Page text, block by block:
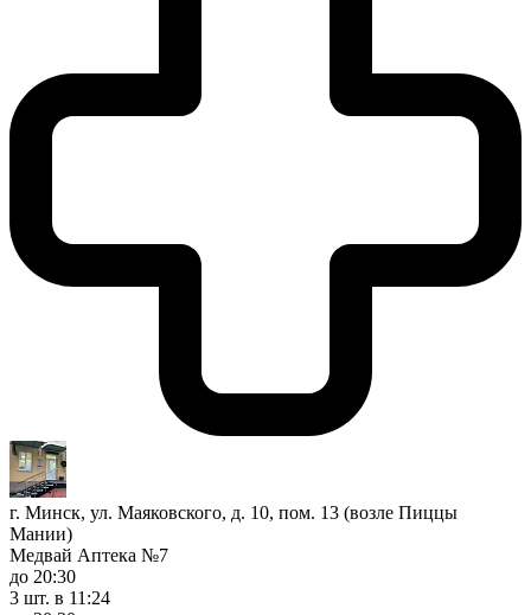
г. Минск, ул. Маяковского, д. 10, пом. 13 (возле Пиццы
Мании)
Медвай Аптека №7
до 20:30
3 шт. в 11:24